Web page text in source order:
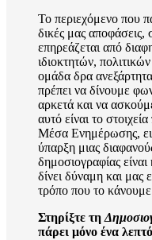
Το περιεχόμενο που
δικές μας αποφάσεις,
επηρεάζεται από
ιδιοκτητών,
ομάδα δρα
πρέπει να δίνουμε
αρκετά και να
αυτό είναι το
Μέσα Ενημέρωσης,
ύπαρξη μιας
δημοσιογραφίας
δίνει δύναμη και μας
τρόπο που το
Στηρίξτε τη
πάρει μόνο ένα